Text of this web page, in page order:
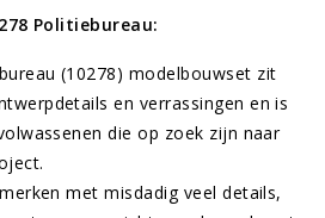
Politiebureau:
(10278) modelbouwset zit
en verrassingen en is
die op zoek zijn naar
met misdadig veel details,